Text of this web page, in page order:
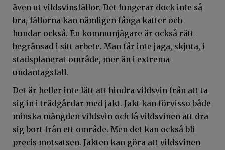
även ut vildsvinsfällor. Det fungerar dock inte så
bra, fällorna kan nämligen fånga katter och
hundar också. En kommunjägare är också rätt
begränsad i sitt arbete. Man får inte jaga, skjuta, i
stadsplanerat område, mer än i extrema
undantagsfall.
Det är heller inte lätt att hindra vildsvin från att ta
sig in i trädgårdar med jakt. Jakt kan förvisso både
minska mängden vildsvin och få vildsvinen att dra
sig bort från ett område. Men det kan också bli
precis motsatsen. Jakten kan göra att vildsvinen